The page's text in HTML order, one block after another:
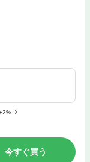
今すぐ買う